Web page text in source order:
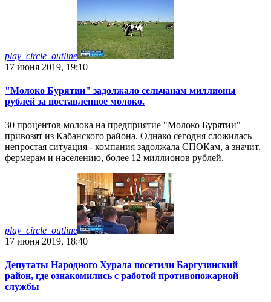
play_circle_outline
17 июня 2019, 19:10
"Молоко Бурятии" задолжало сельчанам миллионы
рублей за поставленное молоко.
30 процентов молока на предприятие "Молоко Бурятии"
привозят из Кабанского района. Однако сегодня сложилась
непростая ситуация - компания задолжала СПОКам, а значит,
фермерам и населению, более 12 миллионов рублей.
play_circle_outline
17 июня 2019, 18:40
Депутаты Народного Хурала посетили Баргузинский
район, где ознакомились с работой противопожарной
службы